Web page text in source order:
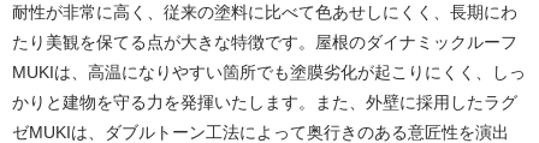
耐性が非常に高く、従来の塗料に比べて色あせしにくく、長期にわ
たり美観を保てる点が大きな特徴です。屋根のダイナミックルーフ
MUKIは、高温になりやすい箇所でも塗膜劣化が起こりにくく、しっ
かりと建物を守る力を発揮いたします。また、外壁に採用したラグ
ゼMUKIは、ダブルトーン工法によって奥行きのある意匠性を演出